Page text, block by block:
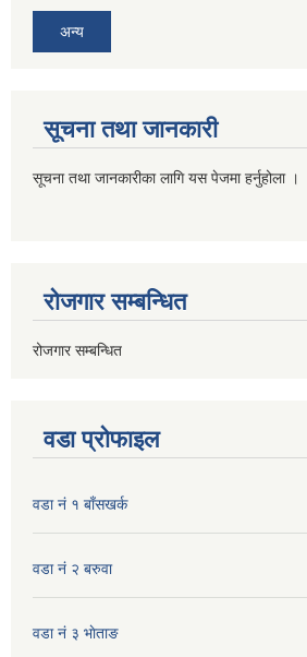
अन्य
सूचना तथा जानकारी
सूचना तथा जानकारीका लागि यस पेजमा हर्नुहोला ।
रोजगार सम्बन्धित
रोजगार सम्बन्धित
वडा प्रोफाइल
वडा नं १ बाँसखर्क
वडा नं २ बरुवा
वडा नं ३ भाेताङ